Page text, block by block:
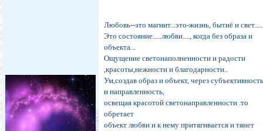
Любовь--это магнит...это-жизнь, бытиё и
Это состояние.....любви...., когда без образа и
объекта...
Ощущение светонаполненности и радости
,красоты,нежности и благодарности..
Ум,создав образ и объект, через
и направленность,
освещая красотой светонаправленности .то
обретает
объект любви и к нему притягивается и тянет